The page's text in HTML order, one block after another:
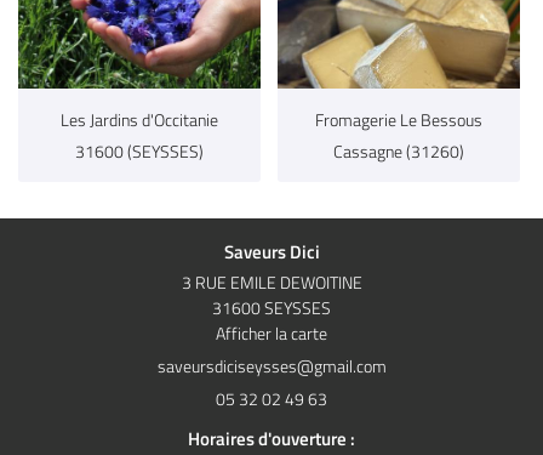
& Exclu
Contact
Rejoignez-
Les Jardins d'Occitanie
31600 (SEYSSES)
Fromagerie Le Bessous
Cassagne (31260)
Saveurs Dici
3 RUE EMILE DEWOITINE
31600 SEYSSES
Afficher la carte
05 32 02 49 63
Horaires d'ouverture :